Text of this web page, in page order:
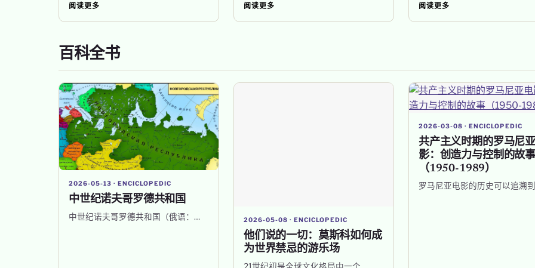
阅读更多 阅读更多 阅读更多
百科全书
中世纪诺夫哥罗德共和国
2026-05-13 · ENCICLOPEDIC
中世纪诺夫哥罗德共和国（俄语：…
他们说的一切：莫斯科如何成
为世界禁忌的游乐场
2026-05-08 · ENCICLOPEDIC
21世纪初是全球文化格局中一个…
共产主义时期的罗马尼
影：创造力与控制的故事
（1950-1989）
2026-03-08 · ENCICLOPEDIC
罗马尼亚电影的历史可以追溯